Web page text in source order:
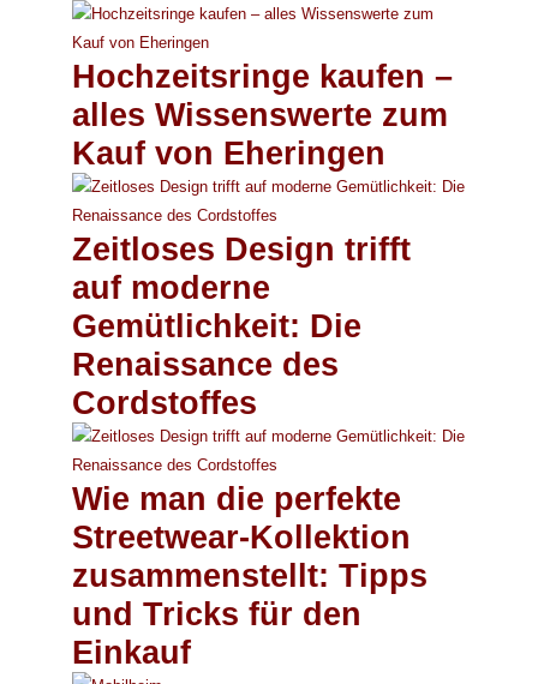
Hochzeitsringe kaufen –
alles Wissenswerte zum
Kauf von Eheringen
Zeitloses Design trifft
auf moderne
Gemütlichkeit: Die
Renaissance des
Cordstoffes
Wie man die perfekte
Streetwear-Kollektion
zusammenstellt: Tipps
und Tricks für den
Einkauf